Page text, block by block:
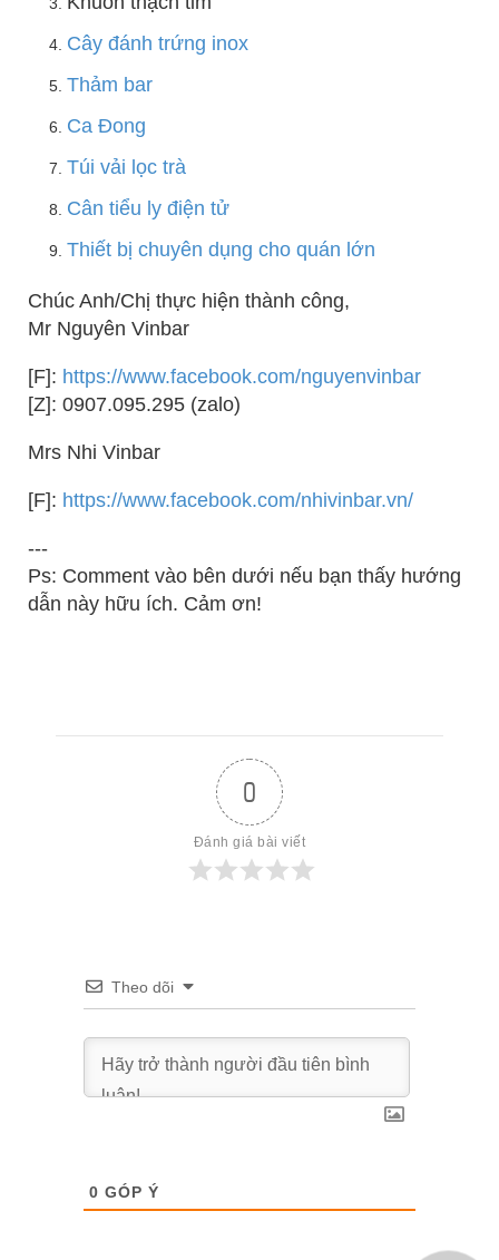
Cây đánh trứng inox
Thảm bar
Ca Đong
Túi vải lọc trà
Cân tiểu ly điện tử
Thiết bị chuyên dụng cho quán lớn
Chúc Anh/Chị thực hiện thành công,
Mr Nguyên Vinbar
[F]: https://www.facebook.com/nguyenvinbar
[Z]: 0907.095.295 (zalo)
Mrs Nhi Vinbar
[F]: https://www.facebook.com/nhivinbar.vn/
---
Ps: Comment vào bên dưới nếu bạn thấy hướng
dẫn này hữu ích. Cảm ơn!
0
Đánh giá bài viết
Theo dõi
0 GÓP Ý